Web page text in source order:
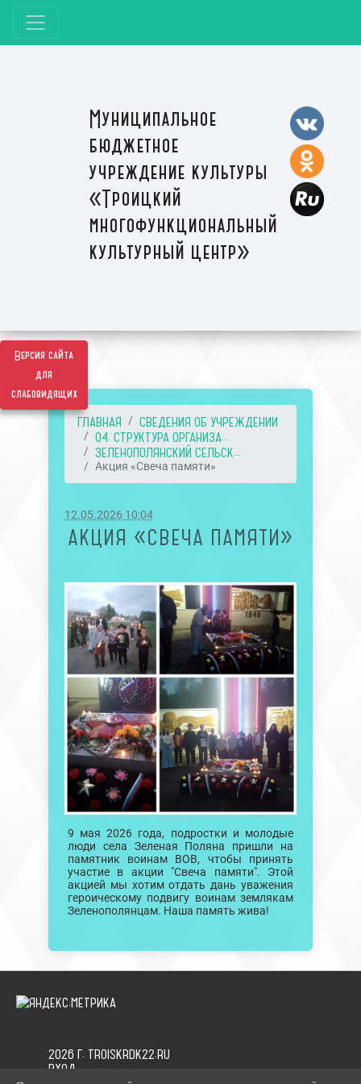
Версия сайта
для
слабовидящих
Муниципальное
бюджетное
учреждение культуры
«Троицкий
многофункциональный
культурный центр»
ГЛАВНАЯ
СВЕДЕНИЯ ОБ УЧРЕЖДЕНИИ
04. СТРУКТУРА ОРГАНИЗА...
ЗЕЛЕНОПОЛЯНСКИЙ СЕЛЬСК...
Акция «Свеча памяти»
12.05.2026 10:04
АКЦИЯ «СВЕЧА ПАМЯТИ»
9 мая 2026 года, подростки и молодые
люди села Зеленая Поляна пришли на
памятник воинам ВОВ, чтобы принять
участие в акции "Свеча памяти". Этой
акцией мы хотим отдать дань уважения
героическому подвигу воинам землякам
Зеленополянцам. Наша память жива!
2026 Г. TROISKRDK22.RU
ВХОД